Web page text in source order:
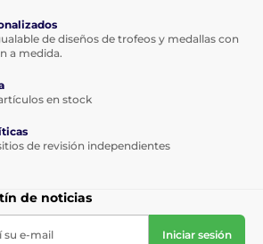
de diseños de trofeos y medallas con
a medida.
en stock
de revisión independientes
de noticias
su e-mail Iniciar sesión